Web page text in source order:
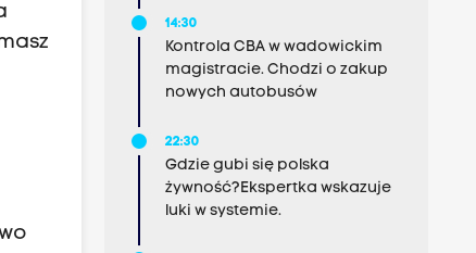
14:30
Kontrola CBA w wadowickim
magistracie. Chodzi o zakup
nowych autobusów
22:30
Gdzie gubi się polska
żywność?Ekspertka wskazuje
luki w systemie.